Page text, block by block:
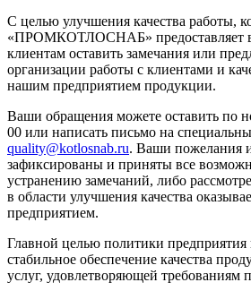
С целью улучшения качества работы,
«ПРОМКОТЛОСНАБ» предоставляет
клиентам оставить замечания или
организации работы с клиентами и
нашим предприятием продукции.
Ваши обращения можете оставить по
00 или написать письмо на
quality@kotlosnab.ru. Ваши пожелания
зафиксированы и приняты все
устранению замечаний, либо
в области улучшения качества
предприятием.
Главной целью политики предприятия
стабильное обеспечение качества
услуг, удовлетворяющей требованиям